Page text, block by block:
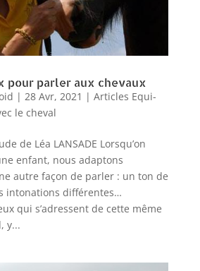
pour parler aux chevaux
| 28 Avr, 2021 | Articles Equi-
le cheval
de Léa LANSADE Lorsqu’on
enfant, nous adaptons
autre façon de parler : un ton de
intonations différentes…
qui s’adressent de cette même
y...